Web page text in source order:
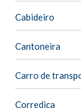
Cabideiro
Cantoneira
Carro de
Corrediça